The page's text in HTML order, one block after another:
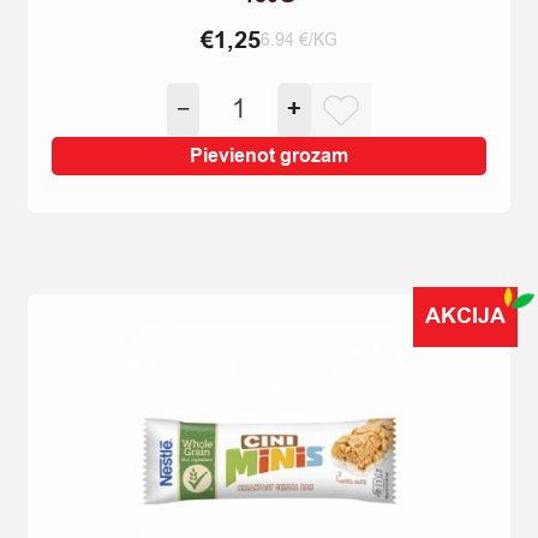
€1,256.94 €/KG
−
CEPUMI
SELGA
AR
BANĀNU
+
Pievienot grozam
AKCIJA